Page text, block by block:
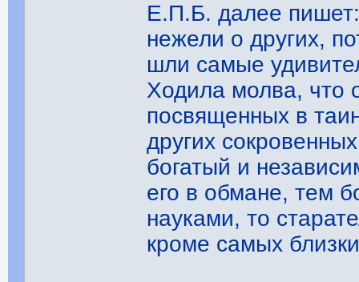
Е.П.Б. далее
нежели о других,
шли самые
Ходила молва, что
посвященных в
других
богатый и
его в обмане, тем
науками, то
кроме самых